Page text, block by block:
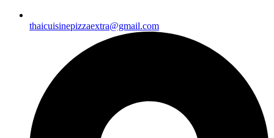
thaicuisinepizzaextra@gmail.com